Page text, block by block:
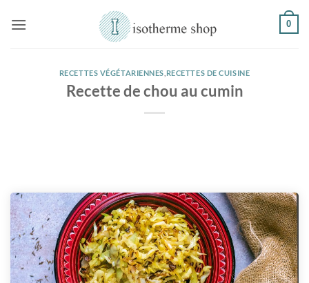
0
RECETTES VÉGÉTARIENNES RECETTES DE CUISINE
Recette de chou au cumin